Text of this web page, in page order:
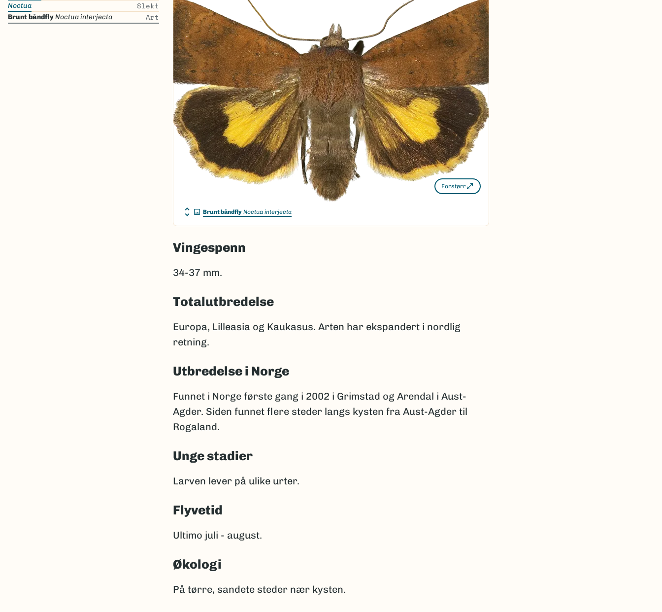
Noctua Slekt
Brunt båndflyNoctua interjecta Art
Forstørr
Brunt båndfly Noctua interjecta
Vingespenn
34-37 mm.
Totalutbredelse
Europa, Lilleasia og Kaukasus. Arten har ekspandert i nordlig
retning.
Utbredelse i Norge
Funnet i Norge første gang i 2002 i Grimstad og Arendal i Aust-
Agder. Siden funnet flere steder langs kysten fra Aust-Agder til
Rogaland.
Unge stadier
Larven lever på ulike urter.
Flyvetid
Ultimo juli - august.
Økologi
På tørre, sandete steder nær kysten.